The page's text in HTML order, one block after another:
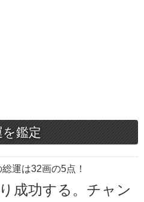
鑑定
運は32画の5点！
成功する。チャン